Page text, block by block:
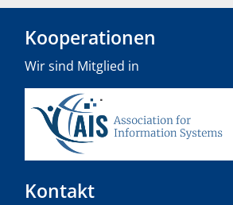
Kooperationen
Wir sind Mitglied in
Kontakt